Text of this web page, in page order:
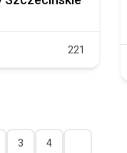
221
3 4